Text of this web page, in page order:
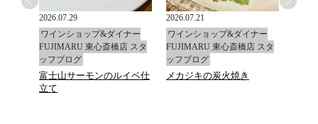
2026.07.29
ワインショップ&ダイナー
FUJIMARU 東心斎橋店 スタ
ッフブログ
富士山サーモンのルイベ仕
立て
2026.07.21
ワインショップ&ダイナー
FUJIMARU 東心斎橋店 スタ
ッフブログ
メカジキの炭火焼き